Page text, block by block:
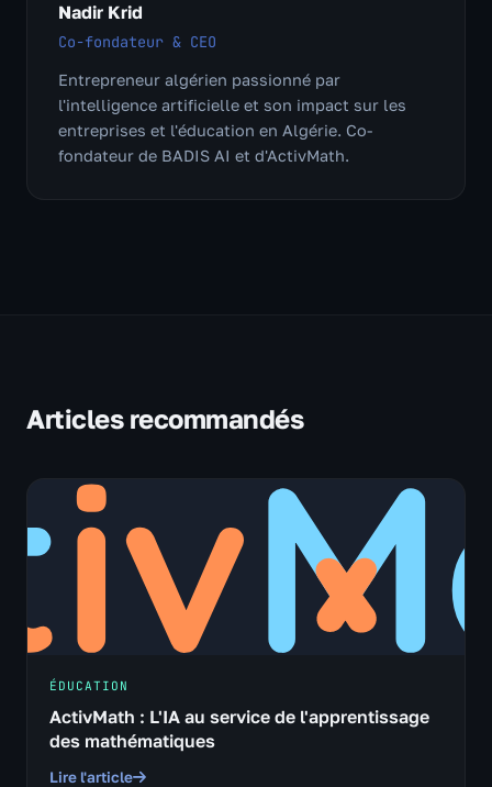
Nadir Krid
Co-fondateur & CEO
Entrepreneur algérien passionné par
l'intelligence artificielle et son impact sur les
entreprises et l'éducation en Algérie. Co-
fondateur de BADIS AI et d'ActivMath.
Articles recommandés
ÉDUCATION
ActivMath : L'IA au service de l'apprentissage
des mathématiques
Lire l'article